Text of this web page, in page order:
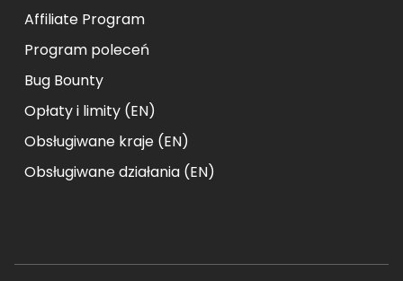
Affiliate Program
Program poleceń
Bug Bounty
Opłaty i limity (EN)
Obsługiwane kraje (EN)
Obsługiwane działania (EN)